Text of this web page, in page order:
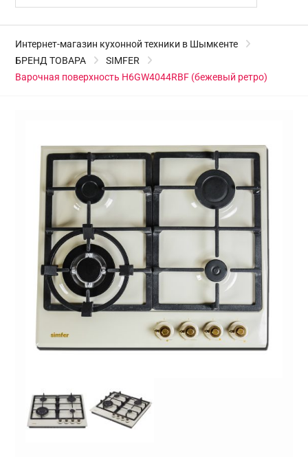
Интернет-магазин кухонной техники в Шымкенте
БРЕНД ТОВАРА
SIMFER
Варочная поверхность H6GW4044RBF (бежевый ретро)